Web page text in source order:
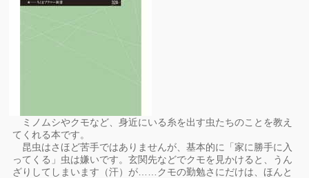
ミノムシやクモなど、身近にいる糸を出す虫たちのことを教え
てくれる本です。
昆虫はさほど苦手ではありませんが、基本的に「家に勝手に入
ってくる」虫は嫌いです。玄関先などでクモを見かけると、うん
ざりしてしまいます（汗）が……クモの勤勉さにだけは、ほんと